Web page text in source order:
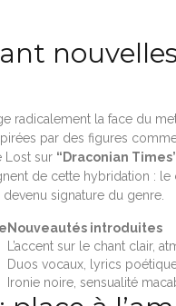
radicalement la face du
par des figures
Lost sur “Draconian
de cette hybridation :
signature du genre.
Nouveautés introduites
L’accent sur le chant clair,
Duos vocaux, lyrics
Ironie noire, sensualité